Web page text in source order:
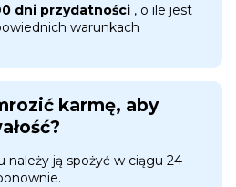
dni przydatności , o ile jest
warunkach
karmę, aby
należy ją spożyć w ciągu 24